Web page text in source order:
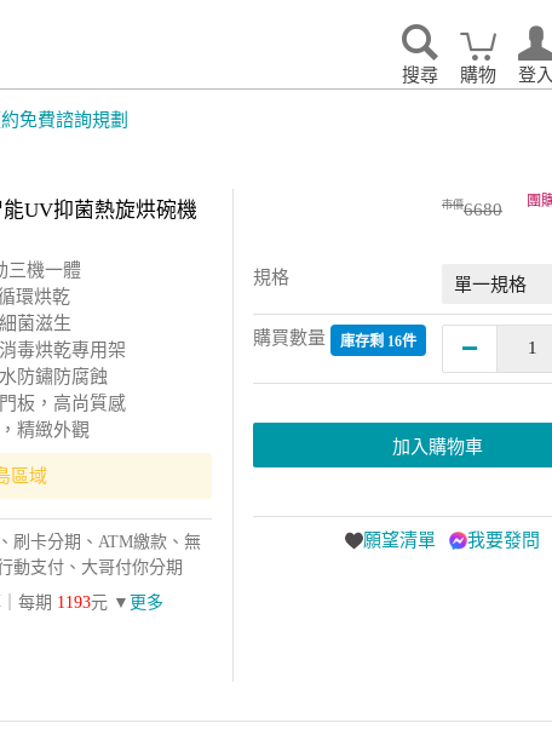
搜尋 購物 登入
免費諮詢規劃
能UV抑菌熱旋烘碗機
三機一體
環烘乾
菌滋生
毒烘乾專用架
防鏽防腐蝕
板，高尚質感
精緻外觀
區域
刷卡分期、ATM繳款、無
動支付、大哥付你分期
每期 1193元 ▼ 更多
6680
規格
購買數量 庫存剩 16件
加入購物車
願望清單 我要發問